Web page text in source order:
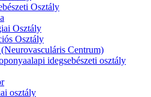
Osztály
Osztály
Osztály
Centrum)
idegsebészeti osztály
osztály